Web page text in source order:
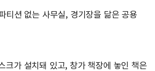
티션 없는 사무실, 경기장을 닮은 공용
크가 설치돼 있고, 창가 책장에 놓인 책은